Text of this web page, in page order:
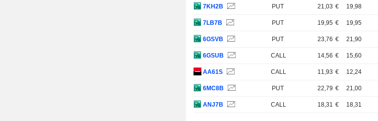
7KH2B PUT 21,03 € 19,98
7LB7B PUT 19,95 € 19,95
6GSVB PUT 23,76 € 21,90
6GSUB CALL 14,56 € 15,60
AA61S CALL 11,93 € 12,24
6MC8B PUT 22,79 € 21,00
ANJ7B CALL 18,31 € 18,31